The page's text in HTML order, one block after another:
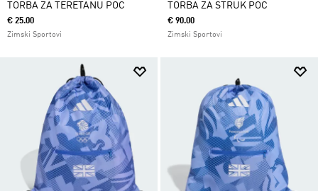
TORBA ZA TERETANU POC
€ 25.00
Zimski Sportovi
TORBA ZA STRUK POC
€ 90.00
Zimski Sportovi